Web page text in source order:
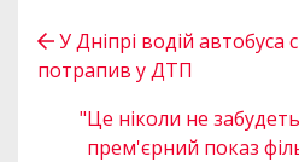
У Дніпрі водій автобуса
потрапив у ДТП
"Це ніколи не
прем'єрний показ